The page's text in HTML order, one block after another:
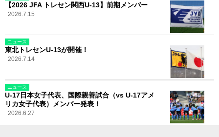
【2026 JFA トレセン関西U-13】前期メンバー
2026.7.15
ニュース
東北トレセンU-13が開催！
2026.7.14
ニュース
U-17日本女子代表、国際親善試合（vs U-17アメ
リカ女子代表）メンバー発表！
2026.6.27